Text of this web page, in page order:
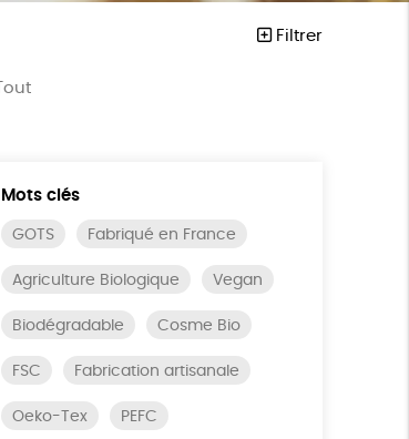
Filtrer
Tout
Mots clés
GOTS Fabriqué en France
Agriculture Biologique Vegan
Biodégradable Cosme Bio
FSC Fabrication artisanale
Oeko-Tex PEFC